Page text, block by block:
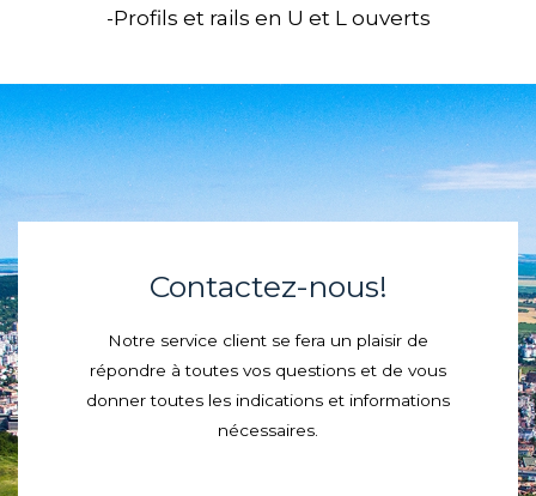
-Profils et rails en U et L ouverts
Contactez-nous!
Notre service client se fera un plaisir de
répondre à toutes vos questions et de vous
donner toutes les indications et informations
nécessaires.